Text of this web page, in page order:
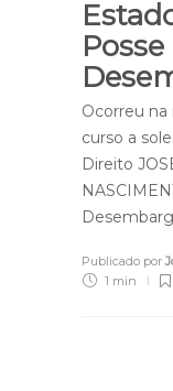
Ocorreu
curso a
Direito
Publicado por
1 min